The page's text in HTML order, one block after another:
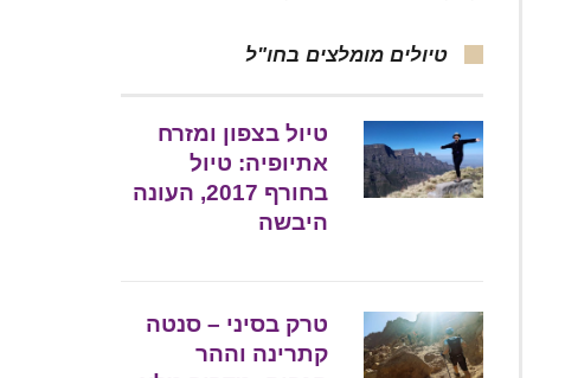
טיולים מומלצים בחו"ל
טיול בצפון ומזרח
אתיופיה: טיול
בחורף 2017, העונה
היבשה
טרק בסיני – סנטה
קתרינה וההר